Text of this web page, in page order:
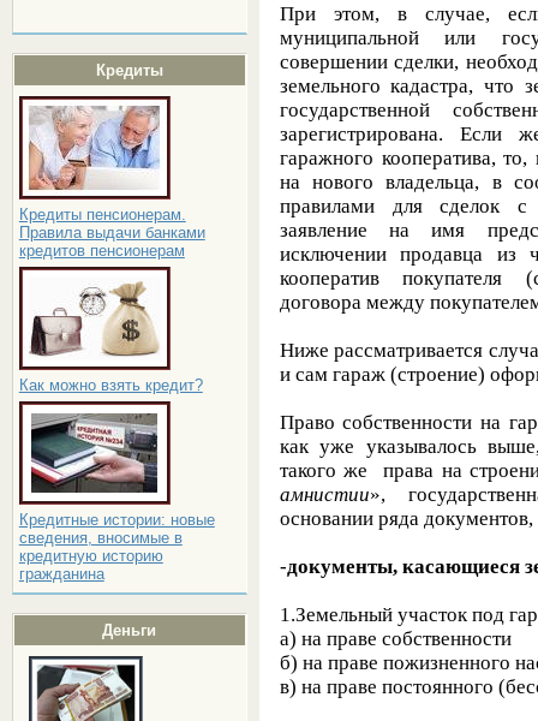
Кредиты
Кредиты пенсионерам.
Правила выдачи банками
кредитов пенсионерам
Как можно взять кредит?
Кредитные истории: новые
сведения, вносимые в
кредитную историю
гражданина
Деньги
При этом, в случае,
муниципальной или
совершении сделки,
земельного кадастра, что
государственной
зарегистрирована. Если
гаражного кооператива,
на нового владельца, в
правилами для сделок с
заявление на имя
исключении продавца
кооператив покупателя
договора между
Ниже рассматривается
и сам гараж (строение)
Право собственности на
как уже указывалось
такого же права на
амнистии»,
основании ряда
-документы, касающиеся
1.Земельный участок под
а) на праве собственности
б) на праве пожизненного
в) на праве постоянного